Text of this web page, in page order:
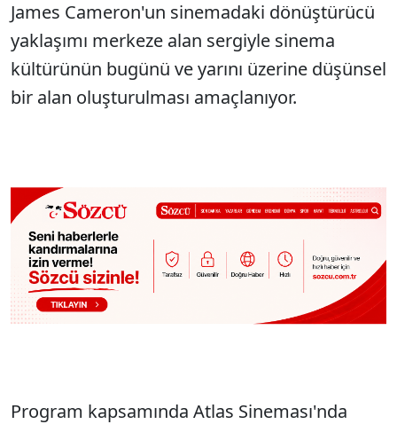
James Cameron'un sinemadaki dönüştürücü
yaklaşımı merkeze alan sergiyle sinema
kültürünün bugünü ve yarını üzerine düşünsel
bir alan oluşturulması amaçlanıyor.
Program kapsamında Atlas Sineması'nda